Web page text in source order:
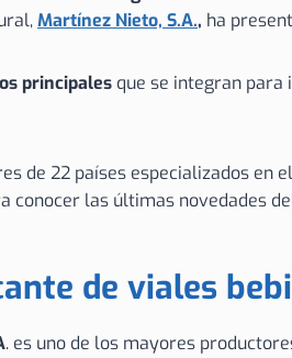
Martínez Nieto, S.A., ha
principales que se integran
de 22 países especializados
conocer las últimas novedades
de viales
. es uno de los mayores